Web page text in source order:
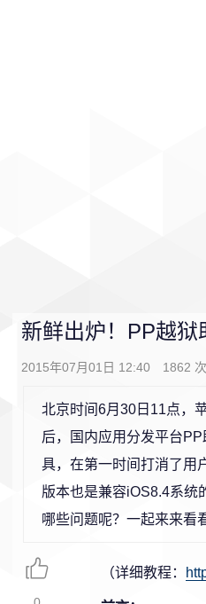
新鲜出炉！PP越
2015年07月01日 12:40 1862
北京时间6月30日11点，
后，国内应用分发平台
具，在第一时间打消了用
版本也是兼容iOS8.4系统
哪些问题呢？一起来来看
（详细教程：